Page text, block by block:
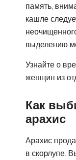
память,
кашле
выделению
Узнайте о
женщин из
Как
арахис
Арахис
в скорлупе.